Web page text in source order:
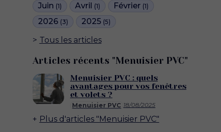
Juin (1) Avril (1) Février (1)
2026 (3) 2025 (5)
Tous les articles
Articles récents "Menuisier PVC"
Menuisier PVC 18/08/2025
Menuisier PVC : quels
avantages pour vos fenêtres
et volets ?
Plus d'articles "Menuisier PVC"